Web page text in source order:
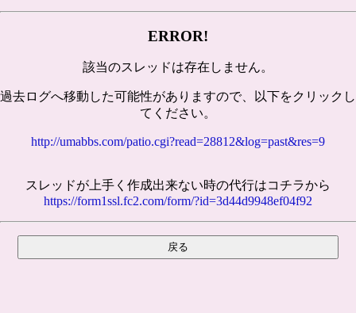
ERROR!
該当のスレッドは存在しません。
過去ログへ移動した可能性がありますので、以下をクリックし
てください。
http://umabbs.com/patio.cgi?read=28812&log=past&res=9
スレッドが上手く作成出来ない時の代行はコチラから
https://form1ssl.fc2.com/form/?id=3d44d9948ef04f92